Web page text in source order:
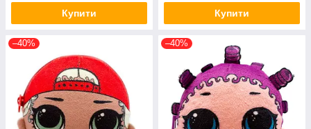
Купити Купити
–40% –40%